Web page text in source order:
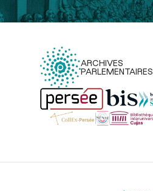
ARCHIVES
PARLEMENTAIRES
Menu